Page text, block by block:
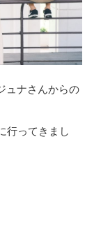
ュナさんからの
行ってきまし